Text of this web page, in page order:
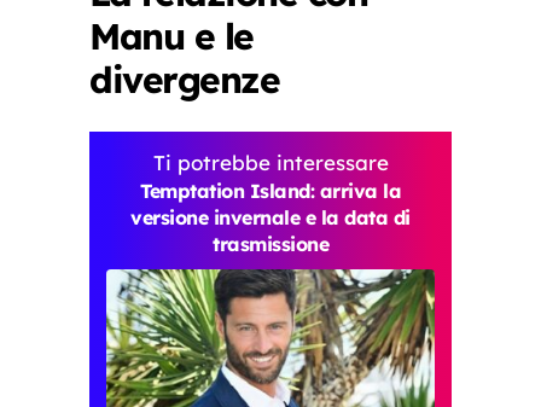
Manu e le
divergenze
Ti potrebbe interessare
Temptation Island: arriva la
versione invernale e la data di
trasmissione